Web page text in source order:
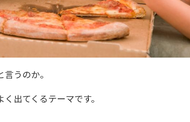
うのか。
出てくるテーマです。